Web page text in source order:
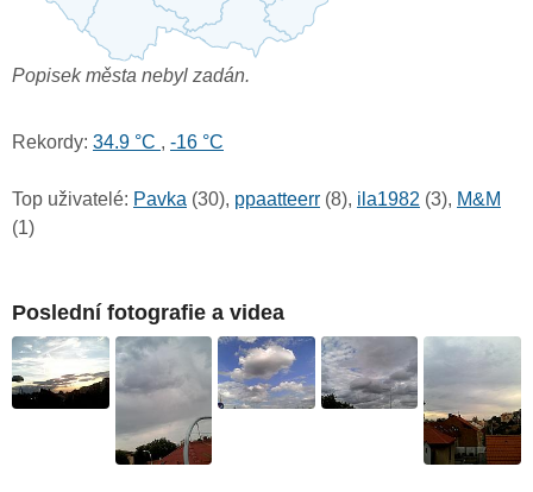
Popisek města nebyl zadán.
Rekordy: 34.9 °C , -16 °C
Top uživatelé: Pavka (30), ppaatteerr (8), ila1982 (3), M&M
(1)
Poslední fotografie a videa